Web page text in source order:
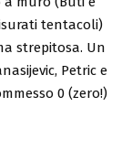
tentacoli)
strepitosa. Un
Petric e
0 (zero!)